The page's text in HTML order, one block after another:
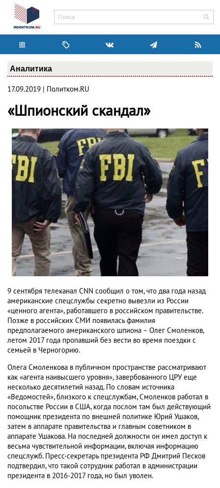
Аналитика
17.09.2019 | Политком.RU
«Шпионский скандал»
9 сентября телеканал CNN сообщил о том, что два года назад
американские спецслужбы секретно вывезли из России
«ценного агента», работавшего в российском правительстве.
Позже в российских СМИ появилась фамилия
предполагаемого американского шпиона – Олег Смоленков,
летом 2017 года пропавший без вести во время поездки с
семьей в Черногорию.
Олега Смоленкова в публичном пространстве рассматривают
как «агента наивысшего уровня», завербованного ЦРУ еще
несколько десятилетий назад. По словам источника
«Ведомостей», близкого к спецслужбам, Смоленков работал в
посольстве России в США, когда послом там был действующий
помощник президента по внешней политике Юрий Ушаков,
затем в аппарате правительства и главным советником в
аппарате Ушакова. На последней должности он имел доступ к
весьма чувствительной информации, включая информацию
спецслужб. Пресс-секретарь президента РФ Дмитрий Песков
подтвердил, что такой сотрудник работал в администрации
президента в 2016-2017 года, но был уволен.